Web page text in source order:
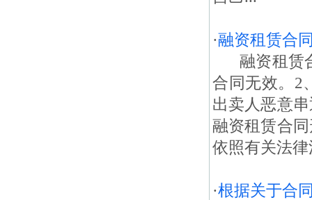
·融资租赁合
融资租赁合
合同无效。2
出卖人恶意
融资租赁合
依照有关法
·根据关于合